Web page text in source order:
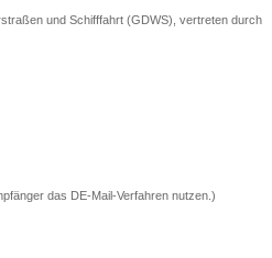
und Schifffahrt (GDWS), vertreten durch
das DE-Mail-Verfahren nutzen.)